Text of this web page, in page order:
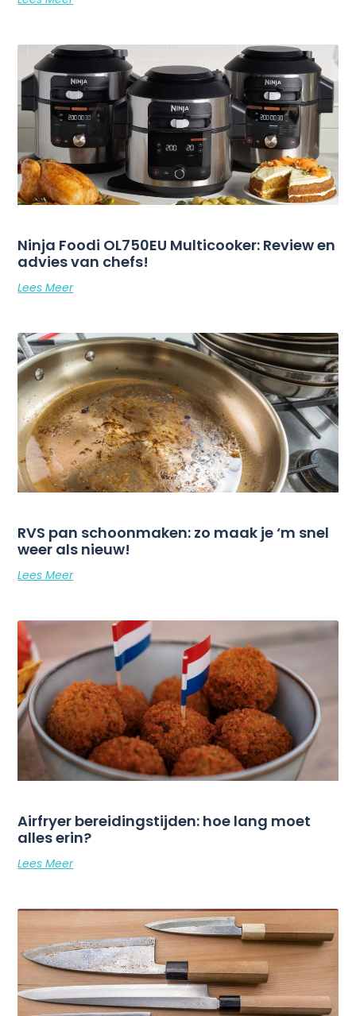
Ninja Foodi OL750EU Multicooker: Review en
advies van chefs!
Lees Meer
RVS pan schoonmaken: zo maak je ‘m snel
weer als nieuw!
Lees Meer
Airfryer bereidingstijden: hoe lang moet
alles erin?
Lees Meer